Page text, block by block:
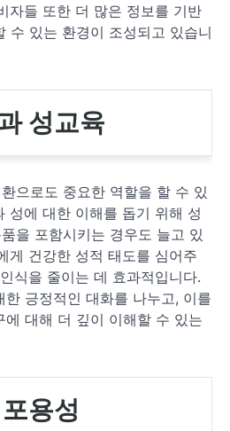
자들 또한 더 많은 정보를 기반
수 있는 환경이 조성되고 있습니
성교육
으로도 중요한 역할을 할 수 있
성에 대한 이해를 돕기 위해 성
을 포함시키는 경우도 늘고 있
게 건강한 성적 태도를 심어주
식을 줄이는 데 효과적입니다.
긍정적인 대화를 나누고, 이를
에 대해 더 깊이 이해할 수 있는
용성